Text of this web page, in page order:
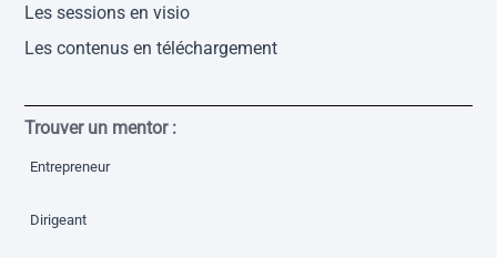
Les sessions en visio
Les contenus en téléchargement
Trouver un mentor :
Entrepreneur
Dirigeant